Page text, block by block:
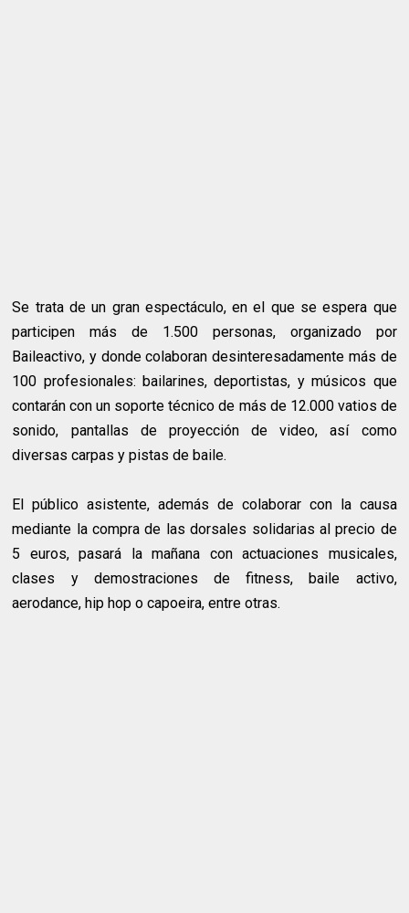
Se trata de un gran espectáculo, en el que se espera que
participen más de 1.500 personas, organizado por
Baileactivo, y donde colaboran desinteresadamente más de
100 profesionales: bailarines, deportistas, y músicos que
contarán con un soporte técnico de más de 12.000 vatios de
sonido, pantallas de proyección de video, así como
diversas carpas y pistas de baile.
El público asistente, además de colaborar con la causa
mediante la compra de las dorsales solidarias al precio de
5 euros, pasará la mañana con actuaciones musicales,
clases y demostraciones de fitness, baile activo,
aerodance, hip hop o capoeira, entre otras.